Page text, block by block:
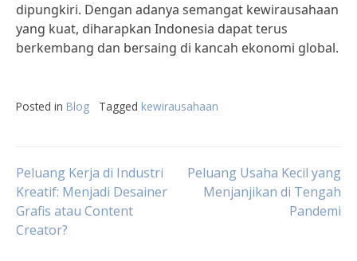
dipungkiri. Dengan adanya semangat kewirausahaan
yang kuat, diharapkan Indonesia dapat terus
berkembang dan bersaing di kancah ekonomi global.
Posted in Blog Tagged kewirausahaan
Post
navigation
Peluang Kerja di Industri
Kreatif: Menjadi Desainer
Grafis atau Content
Creator?
Peluang Usaha Kecil yang
Menjanjikan di Tengah
Pandemi